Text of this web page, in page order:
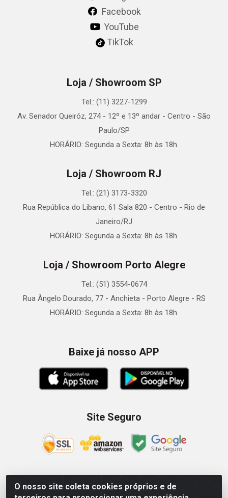
O nosso site coleta cookies próprios e de
Facebook
YouTube
TikTok
Loja / Showroom SP
Tel.: (11) 3227-1299
Av. Senador Queiróz, 274 - 12º e 13º andar - Centro - São
Paulo/SP
HORÁRIO: Segunda a Sexta: 8h às 18h.
Loja / Showroom RJ
Tel.: (21) 3173-3320
Rua República do Libano, 61 Sala 820 - Centro - Rio de
Janeiro/RJ
HORÁRIO: Segunda a Sexta: 8h às 18h.
Loja / Showroom Porto Alegre
Tel.: (51) 3554-0674
Rua Ângelo Dourado, 77 - Anchieta - Porto Alegre - RS
HORÁRIO: Segunda a Sexta: 8h às 18h.
Baixe já nosso APP
Site Seguro
Zein Importação e Comércio LTDA - Av. Senador Queiróz, 274